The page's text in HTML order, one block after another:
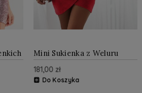
Mini Sukienka z Weluru
Czerwona 315
181,00 zł
Do Koszyka